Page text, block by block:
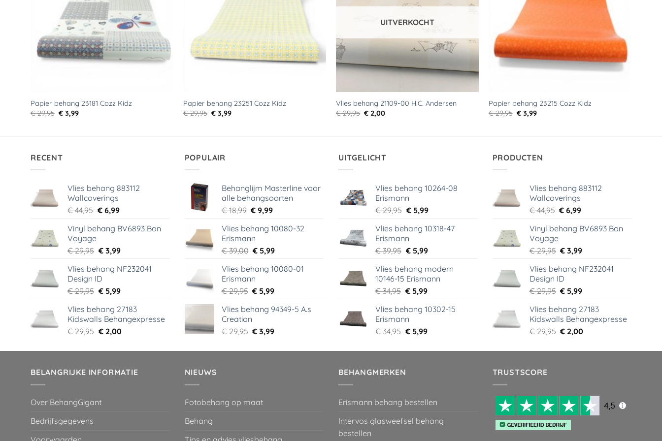
Papier behang 23181 Cozz Kidz
€29,95 Oorspronkelijke
prijs
€ 3,99Huidige
Papier behang 23251 Cozz Kidz
€29,95 Oorspronkelijke
prijs
€ 3,99Huidige
UITVERKOCHT
Vlies behang 21109-00 H.C. Andersen
€29,95 Oorspronkelijke
prijs
€ 2,00Huidige
Papier behang 23215 Cozz Kidz
€29,95 Oorspronkelijke
prijs
€ 3,99Huidige
RECENT
Vlies behang 883112
Wallcoverings
€44,95 Oorspronkelijke
was:
€6,99Huidige
is:
Vinyl behang BV6893 Bon
Voyage
€29,95 Oorspronkelijke
was:
€ 29,95.
€3,99Huidige
is:
Vlies behang NF232041
Design ID
€29,95 Oorspronkelijke
was:
€ 29,95.
€5,99Huidige
is:
€ 5,99.
Vlies behang 27183
Kidswalls Behangexpresse
€29,95 Oorspronkelijke
was:
€2,00Huidige
is:
POPULAIR
Behanglijm Masterline voor
alle behangsoorten
€18,99 Oorspronkelijke
was:
€ 18,99.
€ 9,99Huidige
is:
Vlies behang 10080-32
Erismann
€39,00 Oorspronkelijke
was:
€ 39,00.
€ 5,99Huidige
is:
Vlies behang 10080-01
Erismann
€29,95 Oorspronkelijke
was:
€ 5,99Huidige
is:
Vlies behang 94349-5 A.s
Creation
€29,95 Oorspronkelijke
was:
€ 3,99Huidige
is:
UITGELICHT
Vlies behang 10264-08
Erismann
€29,95 Oorspronkelijke
was:
€ 29,95.
€5,99Huidige
is:
Vlies behang 10318-47
Erismann
€39,95 Oorspronkelijke
was:
€ 39,95.
€5,99Huidige
is:
€ 5,99.
Vlies behang modern
10146-15 Erismann
€34,95 Oorspronkelijke
was:
€ 34,95.
€5,99Huidige
is:
Vlies behang 10302-15
Erismann
€34,95 Oorspronkelijke
was:
€5,99Huidige
is:
PRODUCTEN
Vlies behang 883112
Wallcoverings
€44,95 Oorspronkelijke
was:
€ 6,99Huidige
is:
Vinyl behang BV6893 Bon
Voyage
€29,95 Oorspronkelijke
was:
€ 29,95.
€ 3,99Huidige
is:
Vlies behang NF232041
Design ID
€29,95 Oorspronkelijke
was:
€ 29,95.
€ 5,99Huidige
is:
€ 5,99.
Vlies behang 27183
Kidswalls Behangexpresse
€29,95 Oorspronkelijke
was:
€ 2,00Huidige
is:
BELANGRIJKE INFORMATIE
Over BehangGigant
Bedrijfsgegevens
NIEUWS
Fotobehang op maat
Behang
BEHANGMERKEN
Erismann behang bestellen
Intervos glasweefsel behang
bestellen
TRUSTSCORE